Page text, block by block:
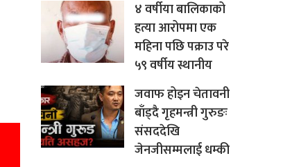
४ वर्षीया बालिकाको
हत्या आरोपमा एक
महिना पछि पक्राउ परे
५९ वर्षीय स्थानीय
जवाफ होइन चेतावनी
बाँड्दै गृहमन्त्री गुरुङः
संसददेखि
जेनजीसम्मलाई धम्की